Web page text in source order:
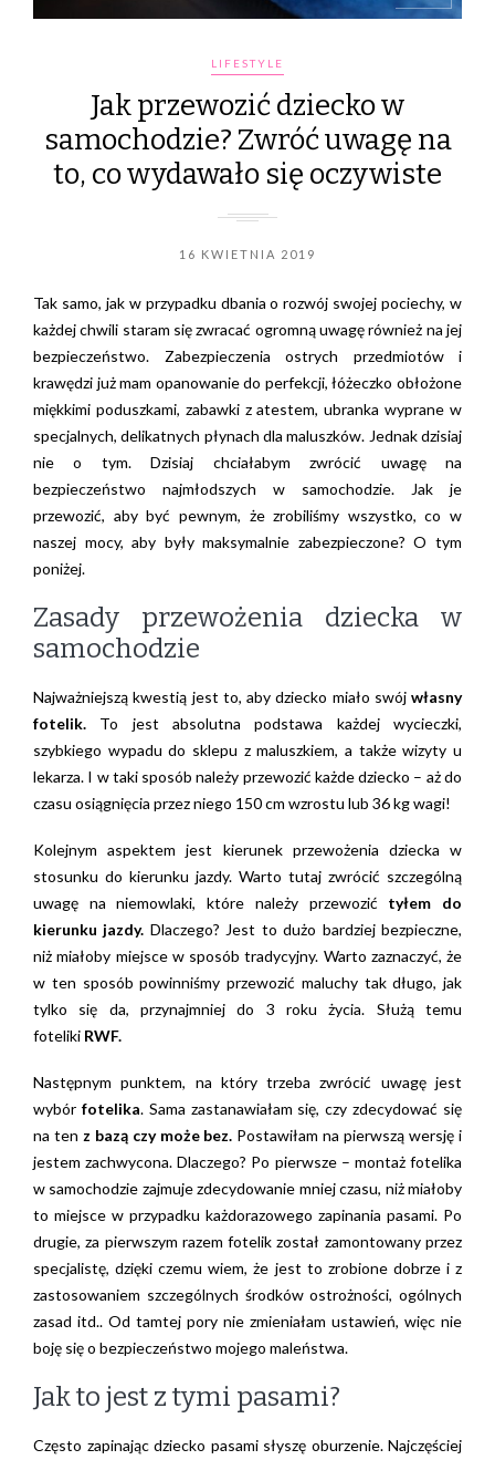
LIFESTYLE
Jak przewozić dziecko w
samochodzie? Zwróć uwagę na
to, co wydawało się oczywiste
16 KWIETNIA 2019
Tak samo, jak w przypadku dbania o rozwój swojej pociechy, w
każdej chwili staram się zwracać ogromną uwagę również na jej
bezpieczeństwo. Zabezpieczenia ostrych przedmiotów i
krawędzi już mam opanowanie do perfekcji, łóżeczko obłożone
miękkimi poduszkami, zabawki z atestem, ubranka wyprane w
specjalnych, delikatnych płynach dla maluszków. Jednak dzisiaj
nie o tym. Dzisiaj chciałabym zwrócić uwagę na
bezpieczeństwo najmłodszych w samochodzie. Jak je
przewozić, aby być pewnym, że zrobiliśmy wszystko, co w
naszej mocy, aby były maksymalnie zabezpieczone? O tym
poniżej.
Zasady przewożenia dziecka w
samochodzie
Najważniejszą kwestią jest to, aby dziecko miało swój własny
fotelik. To jest absolutna podstawa każdej wycieczki,
szybkiego wypadu do sklepu z maluszkiem, a także wizyty u
lekarza. I w taki sposób należy przewozić każde dziecko – aż do
czasu osiągnięcia przez niego 150 cm wzrostu lub 36 kg wagi!
Kolejnym aspektem jest kierunek przewożenia dziecka w
stosunku do kierunku jazdy. Warto tutaj zwrócić szczególną
uwagę na niemowlaki, które należy przewozić tyłem do
kierunku jazdy. Dlaczego? Jest to dużo bardziej bezpieczne,
niż miałoby miejsce w sposób tradycyjny. Warto zaznaczyć, że
w ten sposób powinniśmy przewozić maluchy tak długo, jak
tylko się da, przynajmniej do 3 roku życia. Służą temu
foteliki RWF.
Następnym punktem, na który trzeba zwrócić uwagę jest
wybór fotelika. Sama zastanawiałam się, czy zdecydować się
na ten z bazą czy może bez. Postawiłam na pierwszą wersję i
jestem zachwycona. Dlaczego? Po pierwsze – montaż fotelika
w samochodzie zajmuje zdecydowanie mniej czasu, niż miałoby
to miejsce w przypadku każdorazowego zapinania pasami. Po
drugie, za pierwszym razem fotelik został zamontowany przez
specjalistę, dzięki czemu wiem, że jest to zrobione dobrze i z
zastosowaniem szczególnych środków ostrożności, ogólnych
zasad itd.. Od tamtej pory nie zmieniałam ustawień, więc nie
boję się o bezpieczeństwo mojego maleństwa.
Jak to jest z tymi pasami?
Często zapinając dziecko pasami słyszę oburzenie. Najczęściej